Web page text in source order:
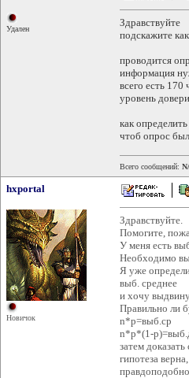
Удален
Здравствуйте
подскажите
проводится
информация
всего есть 170
уровень
как
чтоб опрос
Всего сообщений:
hxportal
Новичок
Здравствуйте.
Помогите,
У меня есть
Необходимо
Я уже
выб. среднее
и хочу
Правильно ли
n*p=выб.ср
n*p*(1-
затем
гипотеза